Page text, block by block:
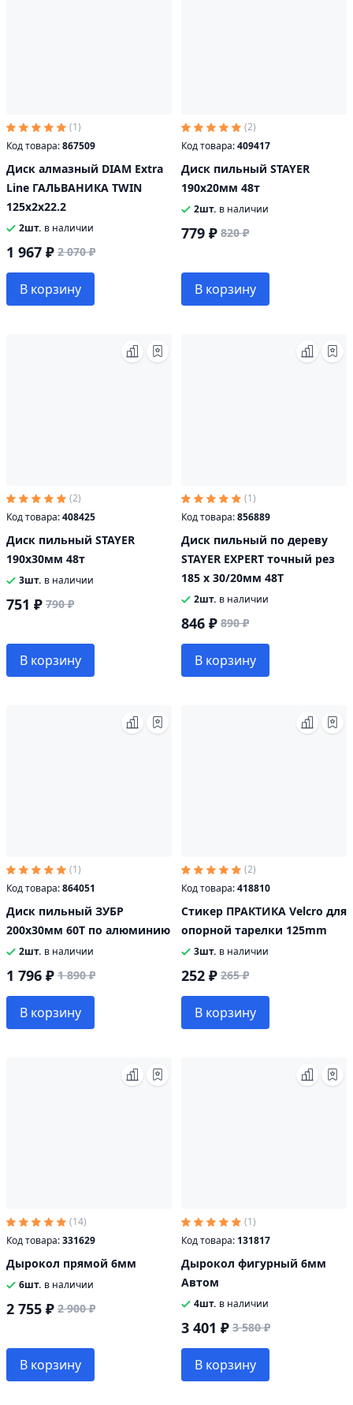
(1)
Код товара:867509
Диск алмазный DIAM Extra
Line ГАЛЬВАНИКА TWIN
125х2х22.2
2шт. в наличии
1 967 ₽ 2 070 ₽
В корзину
(2)
Код товара:409417
Диск пильный STAYER
190х20мм 48т
2шт. в наличии
779 ₽ 820 ₽
В корзину
(2)
Код товара:408425
Диск пильный STAYER
190х30мм 48т
3шт. в наличии
751 ₽ 790 ₽
В корзину
(1)
Код товара:856889
Диск пильный по дереву
STAYER EXPERT точный рез
185 x 30/20мм 48Т
2шт. в наличии
846 ₽ 890 ₽
В корзину
(1)
Код товара:864051
Диск пильный ЗУБР
200x30мм 60Т по алюминию
2шт. в наличии
1 796 ₽ 1 890 ₽
В корзину
(2)
Код товара:418810
Стикер ПРАКТИКА Velcro для
опорной тарелки 125mm
3шт. в наличии
252 ₽ 265 ₽
В корзину
(14)
Код товара:331629
Дырокол прямой 6мм
6шт. в наличии
2 755 ₽ 2 900 ₽
В корзину
(1)
Код товара: 131817
Дырокол фигурный 6мм
Автом
4шт. в наличии
3 401 ₽ 3 580 ₽
В корзину